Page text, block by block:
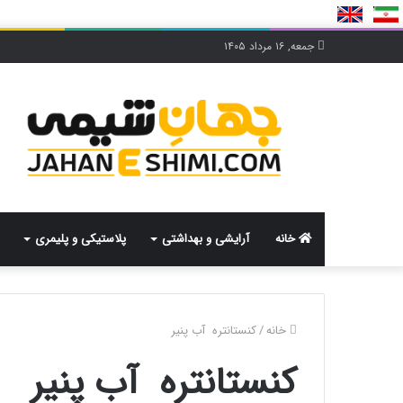
جمعه, ۱۶ مرداد ۱۴۰۵
خانه آرایشی و بهداشتی پلاستیکی و پلیمری
خانه/کنستانتره آب پنیر
کنستانتره آب پنیر